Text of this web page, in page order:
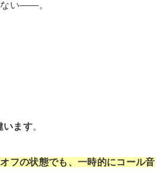
ない――。
います。
フの状態でも、一時的にコール音